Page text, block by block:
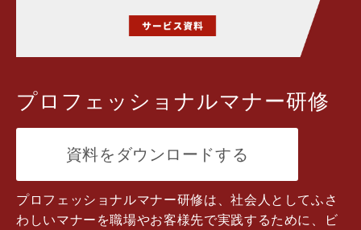
プロフェッショナルマナー研修
資料をダウンロードする
プロフェッショナルマナー研修は、社会人としてふさ
わしいマナーを職場やお客様先で実践するために、ビ